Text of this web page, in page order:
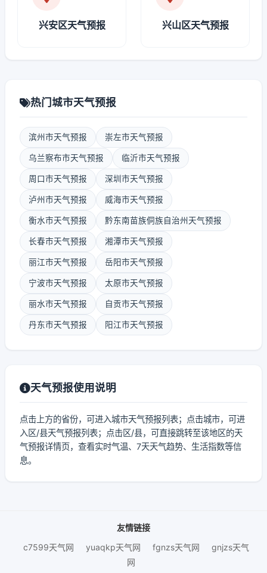
兴安区天气预报 兴山区天气预报
热门城市天气预报
滨州市天气预报 崇左市天气预报
乌兰察布市天气预报 临沂市天气预报
周口市天气预报 深圳市天气预报
泸州市天气预报 威海市天气预报
衡水市天气预报 黔东南苗族侗族自治州天气预报
长春市天气预报 湘潭市天气预报
丽江市天气预报 岳阳市天气预报
宁波市天气预报 太原市天气预报
丽水市天气预报 自贡市天气预报
丹东市天气预报 阳江市天气预报
天气预报使用说明
点击上方的省份，可进入城市天气预报列表；点击城市，可进
入区/县天气预报列表；点击区/县，可直接跳转至该地区的天
气预报详情页，查看实时气温、7天天气趋势、生活指数等信
息。
友情链接
c7599天气网
yuaqkp天气网 fgnzs天气网
gnjzs天气
网